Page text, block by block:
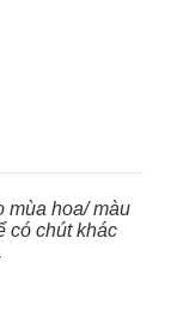
mùa hoa/ màu
có chút khác